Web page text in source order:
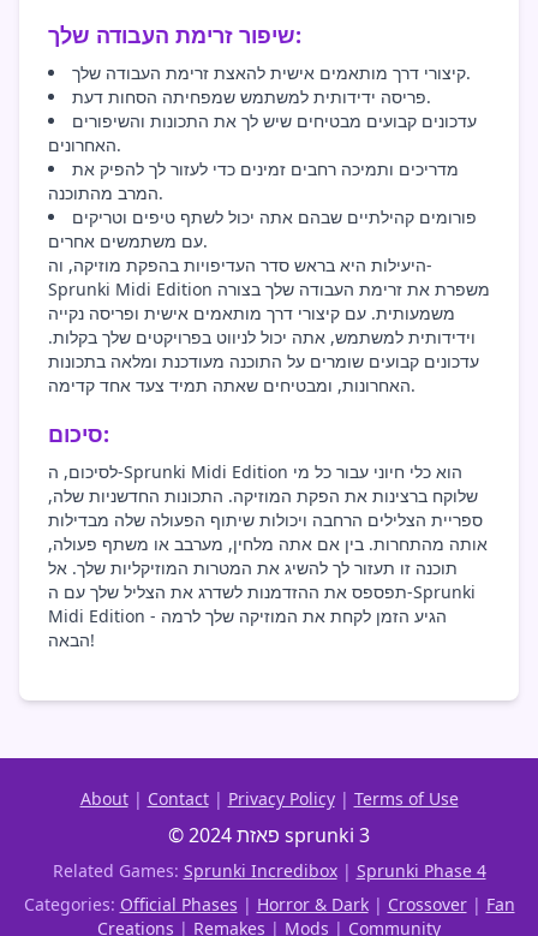
שיפור זרימת העבודה שלך:
קיצורי דרך מותאמים אישית להאצת זרימת העבודה שלך.
פריסה ידידותית למשתמש שמפחיתה הסחות דעת.
עדכונים קבועים מבטיחים שיש לך את התכונות והשיפורים
האחרונים.
מדריכים ותמיכה רחבים זמינים כדי לעזור לך להפיק את
המרב מהתוכנה.
פורומים קהילתיים שבהם אתה יכול לשתף טיפים וטריקים
עם משתמשים אחרים.
היעילות היא בראש סדר העדיפויות בהפקת מוזיקה, וה-
Sprunki Midi Edition משפרת את זרימת העבודה שלך בצורה
משמעותית. עם קיצורי דרך מותאמים אישית ופריסה נקייה
וידידותית למשתמש, אתה יכול לניווט בפרויקטים שלך בקלות.
עדכונים קבועים שומרים על התוכנה מעודכנת ומלאה בתכונות
האחרונות, ומבטיחים שאתה תמיד צעד אחד קדימה.
סיכום:
לסיכום, ה-Sprunki Midi Edition הוא כלי חיוני עבור כל מי
שלוקח ברצינות את הפקת המוזיקה. התכונות החדשניות שלה,
ספריית הצלילים הרחבה ויכולות שיתוף הפעולה שלה מבדילות
אותה מהתחרות. בין אם אתה מלחין, מערבב או משתף פעולה,
תוכנה זו תעזור לך להשיג את המטרות המוזיקליות שלך. אל
תפספס את ההזדמנות לשדרג את הצליל שלך עם ה-Sprunki
Midi Edition - הגיע הזמן לקחת את המוזיקה שלך לרמה
הבאה!
About| Contact| Privacy Policy| Terms of Use
© 2024 פאזת sprunki 3
Related Games: Sprunki Incredibox| Sprunki Phase 4
Categories: Official Phases | Horror & Dark| Crossover| Fan
Creations | Remakes | Mods | Community